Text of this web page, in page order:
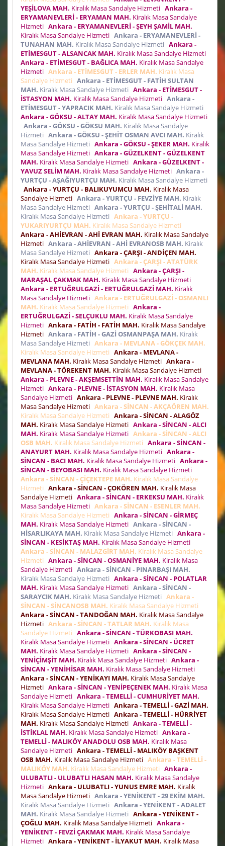
YEŞİLOVA MAH. Kiralık Masa Sandalye Hizmeti Ankara -
ERYAMANEVLERİ - ERYAMAN MAH. Kiralık Masa Sandalye
Hizmeti Ankara - ERYAMANEVLERİ - ŞEYH ŞAMİL MAH.
Kiralık Masa Sandalye Hizmeti Ankara - ERYAMANEVLERİ -
TUNAHAN MAH. Kiralık Masa Sandalye Hizmeti Ankara -
ETİMESGUT - ALSANCAK MAH. Kiralık Masa Sandalye Hizmeti
Ankara - ETİMESGUT - BAĞLICA MAH. Kiralık Masa Sandalye
Hizmeti Ankara - ETİMESGUT - ERLER MAH. Kiralık Masa
Sandalye Hizmeti Ankara - ETİMESGUT - FATİH SULTAN
MAH. Kiralık Masa Sandalye Hizmeti Ankara - ETİMESGUT -
İSTASYON MAH. Kiralık Masa Sandalye Hizmeti Ankara -
ETİMESGUT - YAPRACIK MAH. Kiralık Masa Sandalye Hizmeti
Ankara - GÖKSU - ALTAY MAH. Kiralık Masa Sandalye Hizmeti
Ankara - GÖKSU - GÖKSU MAH. Kiralık Masa Sandalye
Hizmeti Ankara - GÖKSU - ŞEHİT OSMAN AVCI MAH. Kiralık
Masa Sandalye Hizmeti Ankara - GÖKSU - ŞEKER MAH. Kiralık
Masa Sandalye Hizmeti Ankara - GÜZELKENT - GÜZELKENT
MAH. Kiralık Masa Sandalye Hizmeti Ankara - GÜZELKENT -
YAVUZ SELİM MAH. Kiralık Masa Sandalye Hizmeti Ankara -
YURTÇU - AŞAĞIYURTÇU MAH. Kiralık Masa Sandalye Hizmeti
Ankara - YURTÇU - BALIKUYUMCU MAH. Kiralık Masa
Sandalye Hizmeti Ankara - YURTÇU - FEVZİYE MAH. Kiralık
Masa Sandalye Hizmeti Ankara - YURTÇU - ŞEHİTALİ MAH.
Kiralık Masa Sandalye Hizmeti Ankara - YURTÇU -
YUKARIYURTÇU MAH. Kiralık Masa Sandalye Hizmeti
Ankara - AHİEVRAN - AHİ EVRAN MAH. Kiralık Masa Sandalye
Hizmeti Ankara - AHİEVRAN - AHİ EVRANOSB MAH. Kiralık
Masa Sandalye Hizmeti Ankara - ÇARŞI - ANDİÇEN MAH.
Kiralık Masa Sandalye Hizmeti Ankara - ÇARŞI - ATATÜRK
MAH. Kiralık Masa Sandalye Hizmeti Ankara - ÇARŞI -
MARAŞAL ÇAKMAK MAH. Kiralık Masa Sandalye Hizmeti
Ankara - ERTUĞRULGAZİ - ERTUĞRULGAZİ MAH. Kiralık
Masa Sandalye Hizmeti Ankara - ERTUĞRULGAZİ - OSMANLI
MAH. Kiralık Masa Sandalye Hizmeti Ankara -
ERTUĞRULGAZİ - SELÇUKLU MAH. Kiralık Masa Sandalye
Hizmeti Ankara - FATİH - FATİH MAH. Kiralık Masa Sandalye
Hizmeti Ankara - FATİH - GAZİ OSMANPAŞA MAH. Kiralık
Masa Sandalye Hizmeti Ankara - MEVLANA - GÖKÇEK MAH.
Kiralık Masa Sandalye Hizmeti Ankara - MEVLANA -
MEVLANA MAH. Kiralık Masa Sandalye Hizmeti Ankara -
MEVLANA - TÖREKENT MAH. Kiralık Masa Sandalye Hizmeti
Ankara - PLEVNE - AKŞEMSETTİN MAH. Kiralık Masa Sandalye
Hizmeti Ankara - PLEVNE - İSTASYON MAH. Kiralık Masa
Sandalye Hizmeti Ankara - PLEVNE - PLEVNE MAH. Kiralık
Masa Sandalye Hizmeti Ankara - SİNCAN - AKÇAÖREN MAH.
Kiralık Masa Sandalye Hizmeti Ankara - SİNCAN - ALAGÖZ
MAH. Kiralık Masa Sandalye Hizmeti Ankara - SİNCAN - ALCI
MAH. Kiralık Masa Sandalye Hizmeti Ankara - SİNCAN - ALCI
OSB MAH. Kiralık Masa Sandalye Hizmeti Ankara - SİNCAN -
ANAYURT MAH. Kiralık Masa Sandalye Hizmeti Ankara -
SİNCAN - BACI MAH. Kiralık Masa Sandalye Hizmeti Ankara -
SİNCAN - BEYOBASI MAH. Kiralık Masa Sandalye Hizmeti
Ankara - SİNCAN - ÇİÇEKTEPE MAH. Kiralık Masa Sandalye
Hizmeti Ankara - SİNCAN - ÇOKÖREN MAH. Kiralık Masa
Sandalye Hizmeti Ankara - SİNCAN - ERKEKSU MAH. Kiralık
Masa Sandalye Hizmeti Ankara - SİNCAN - ESENLER MAH.
Kiralık Masa Sandalye Hizmeti Ankara - SİNCAN - GİRMEÇ
MAH. Kiralık Masa Sandalye Hizmeti Ankara - SİNCAN -
HİSARLIKAYA MAH. Kiralık Masa Sandalye Hizmeti Ankara -
SİNCAN - KESİKTAŞ MAH. Kiralık Masa Sandalye Hizmeti
Ankara - SİNCAN - MALAZGİRT MAH. Kiralık Masa Sandalye
Hizmeti Ankara - SİNCAN - OSMANİYE MAH. Kiralık Masa
Sandalye Hizmeti Ankara - SİNCAN - PINARBAŞI MAH.
Kiralık Masa Sandalye Hizmeti Ankara - SİNCAN - POLATLAR
MAH. Kiralık Masa Sandalye Hizmeti Ankara - SİNCAN -
SARAYCIK MAH. Kiralık Masa Sandalye Hizmeti Ankara -
SİNCAN - SİNCANOSB MAH. Kiralık Masa Sandalye Hizmeti
Ankara - SİNCAN - TANDOĞAN MAH. Kiralık Masa Sandalye
Hizmeti Ankara - SİNCAN - TATLAR MAH. Kiralık Masa
Sandalye Hizmeti Ankara - SİNCAN - TÜRKOBASI MAH.
Kiralık Masa Sandalye Hizmeti Ankara - SİNCAN - ÜCRET
MAH. Kiralık Masa Sandalye Hizmeti Ankara - SİNCAN -
YENİÇİMŞİT MAH. Kiralık Masa Sandalye Hizmeti Ankara -
SİNCAN - YENİHİSAR MAH. Kiralık Masa Sandalye Hizmeti
Ankara - SİNCAN - YENİKAYI MAH. Kiralık Masa Sandalye
Hizmeti Ankara - SİNCAN - YENİPEÇENEK MAH. Kiralık Masa
Sandalye Hizmeti Ankara - TEMELLİ - CUMHURİYET MAH.
Kiralık Masa Sandalye Hizmeti Ankara - TEMELLİ - GAZİ MAH.
Kiralık Masa Sandalye Hizmeti Ankara - TEMELLİ - HÜRRİYET
MAH. Kiralık Masa Sandalye Hizmeti Ankara - TEMELLİ -
İSTİKLAL MAH. Kiralık Masa Sandalye Hizmeti Ankara -
TEMELLİ - MALIKÖY ANADOLU OSB MAH. Kiralık Masa
Sandalye Hizmeti Ankara - TEMELLİ - MALIKÖY BAŞKENT
OSB MAH. Kiralık Masa Sandalye Hizmeti Ankara - TEMELLİ -
MALIKÖY MAH. Kiralık Masa Sandalye Hizmeti Ankara -
ULUBATLI - ULUBATLI HASAN MAH. Kiralık Masa Sandalye
Hizmeti Ankara - ULUBATLI - YUNUS EMRE MAH. Kiralık
Masa Sandalye Hizmeti Ankara - YENİKENT - 29 EKİM MAH.
Kiralık Masa Sandalye Hizmeti Ankara - YENİKENT - ADALET
MAH. Kiralık Masa Sandalye Hizmeti Ankara - YENİKENT -
ÇOĞLU MAH. Kiralık Masa Sandalye Hizmeti Ankara -
YENİKENT - FEVZİ ÇAKMAK MAH. Kiralık Masa Sandalye
Hizmeti Ankara - YENİKENT - İLYAKUT MAH. Kiralık Masa